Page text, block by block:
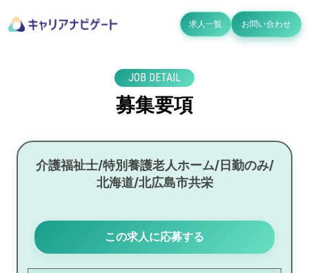
求人一覧 お問い合わせ
JOB DETAIL
募集要項
介護福祉士/特別養護老人ホーム/日勤のみ/
北海道/北広島市共栄
この求人に応募する